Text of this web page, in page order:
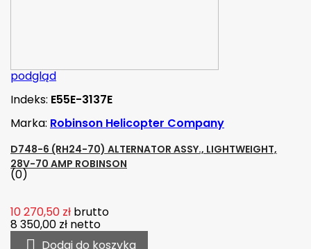
podgląd
Indeks: E55E-3137E
Marka: Robinson Helicopter Company
D748-6 (RH24-70) ALTERNATOR ASSY., LIGHTWEIGHT,
28V-70 AMP ROBINSON
(0)
10 270,50 zł brutto
8 350,00 zł netto
Dodaj do koszyka